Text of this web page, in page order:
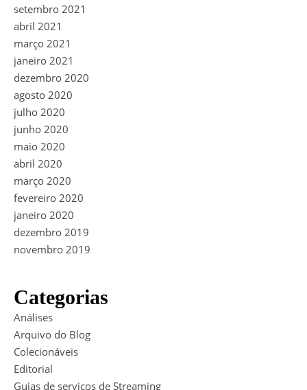
setembro 2021
abril 2021
março 2021
janeiro 2021
dezembro 2020
agosto 2020
julho 2020
junho 2020
maio 2020
abril 2020
março 2020
fevereiro 2020
janeiro 2020
dezembro 2019
novembro 2019
Categorias
Análises
Arquivo do Blog
Colecionáveis
Editorial
Guias de serviços de Streaming